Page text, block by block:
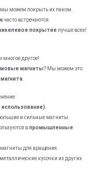
мы можем покрыть их лаком.
часто встречаются.
покрытие лучше всех!
и многое другое!
магниты? Мы можем это
и сильные магниты.
впромышленные
магниты для вращения.
кусочки из других